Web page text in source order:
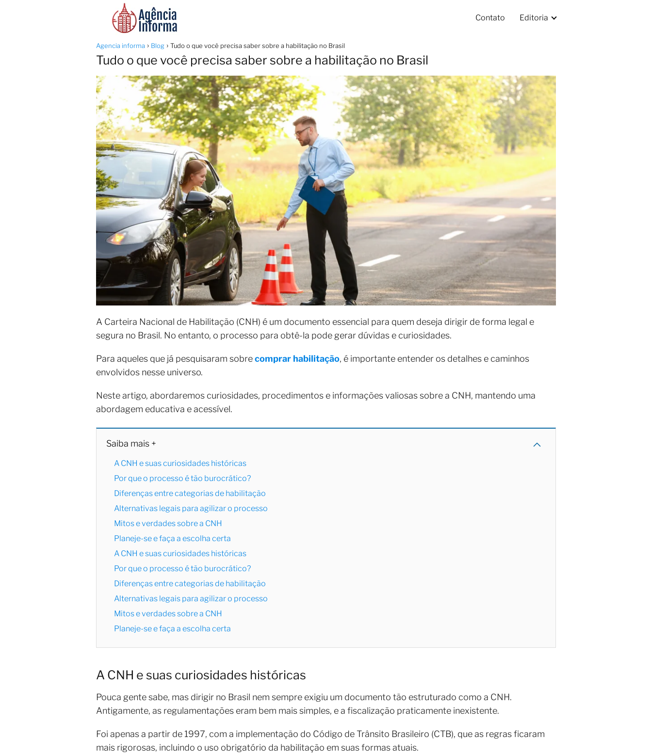
Contato Editoria
Agencia informa Blog Tudo o que você precisa saber sobre a habilitação no Brasil
Tudo o que você precisa saber sobre a habilitação no Brasil
A Carteira Nacional de Habilitação (CNH) é um documento essencial para quem deseja dirigir de forma legal e
segura no Brasil. No entanto, o processo para obtê-la pode gerar dúvidas e curiosidades.
Para aqueles que já pesquisaram sobrecomprar habilitação, é importante entender os detalhes e caminhos
envolvidos nesse universo.
Neste artigo, abordaremos curiosidades, procedimentos e informações valiosas sobre a CNH, mantendo uma
abordagem educativa e acessível.
Saiba mais +
A CNH e suas curiosidades históricas
Por que o processo é tão burocrático?
Diferenças entre categorias de habilitação
Alternativas legais para agilizar o processo
Mitos e verdades sobre a CNH
Planeje-se e faça a escolha certa
A CNH e suas curiosidades históricas
Por que o processo é tão burocrático?
Diferenças entre categorias de habilitação
Alternativas legais para agilizar o processo
Mitos e verdades sobre a CNH
Planeje-se e faça a escolha certa
A CNH e suas curiosidades históricas
Pouca gente sabe, mas dirigir no Brasil nem sempre exigiu um documento tão estruturado como a CNH.
Antigamente, as regulamentações eram bem mais simples, e a fiscalização praticamente inexistente.
Foi apenas a partir de 1997, com a implementação do Código de Trânsito Brasileiro (CTB), que as regras ficaram
mais rigorosas, incluindo o uso obrigatório da habilitação em suas formas atuais.